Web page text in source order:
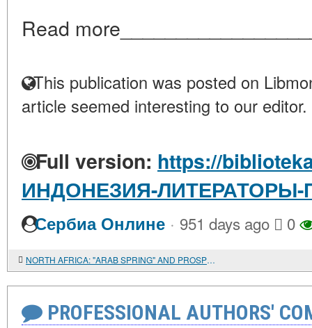
Read
This publication was posted on
article seemed interesting to our editor.
Full version: https://
ИНДОНЕЗИЯ-
Сербиа Онлине · 951 days ago 0
NORTH AFRICA: "ARAB SPRING" AND PROSPECTS FOR MODERNIZATION OF HYDROCARBON EXPORTING COUNTRIES
PROFESSIONAL AUTHORS'